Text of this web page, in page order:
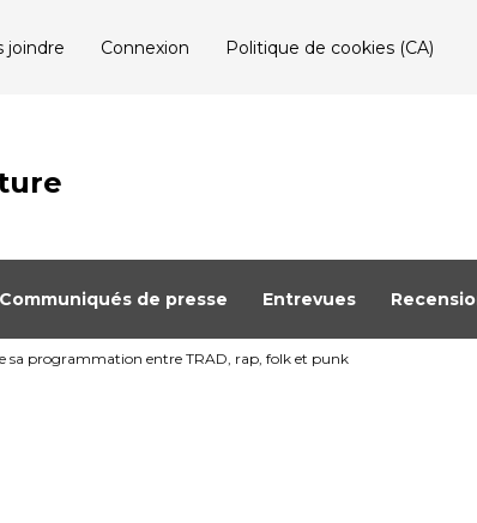
joindre Connexion Politique de cookies (CA)
Communiqués de presse Entrevues
sa programmation entre TRAD, rap, folk et punk